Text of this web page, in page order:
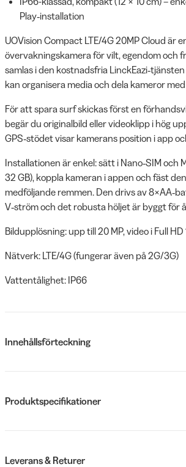
Play‑installation
UOVision Compact LTE/4G 20MP Cloud är
övervakningskamera för vilt, egendom och
samlas i den kostnadsfria
kan organisera media och dela kameror
För att spara surf skickas först en
begär du originalbild eller videoklipp i hög
GPS‑stödet visar kamerans position i app
Installationen är enkel: sätt i Nano‑SIM och
32 GB), koppla kameran i appen och fäst
medföljande remmen. Den drivs av
V‑ström och det robusta höljet är byggt för
Bildupplösning: upp till 20 MP, video i Full
Nätverk: LTE/4G (fungerar även på 2G/3G)
Vattentålighet: IP66
Innehållsförteckning
Produktspecifikationer
Leverans & Returer